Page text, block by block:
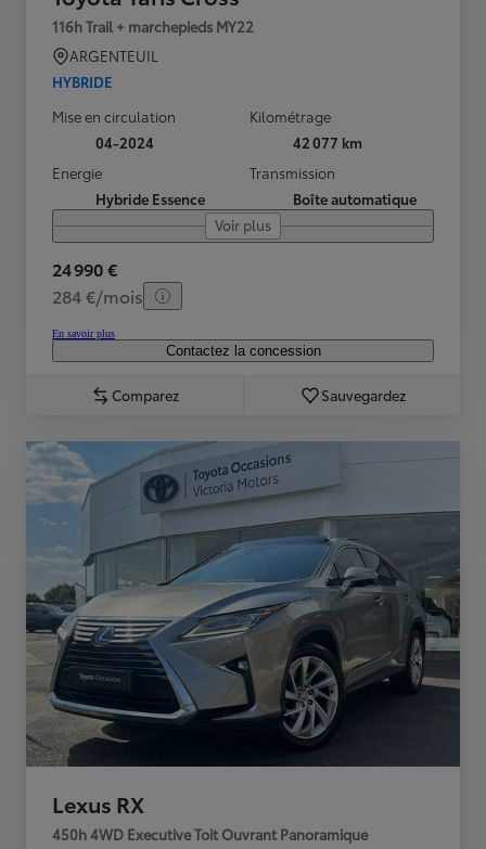
116h Trail + marchepieds MY22
ARGENTEUIL
HYBRIDE
Mise en circulation
04-2024
Kilométrage
42 077 km
Energie
Hybride Essence
Transmission
Boîte automatique
Voir plus
24 990 €
284 €/mois
En savoir plus
Contactez la concession
Comparez Sauvegardez
Lexus RX
450h 4WD Executive Toit Ouvrant Panoramique